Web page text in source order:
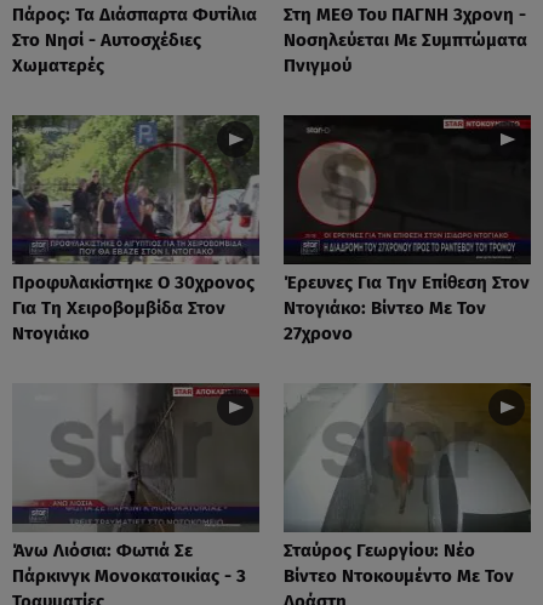
Πάρος: Τα Διάσπαρτα Φυτίλια
Στο Νησί - Αυτοσχέδιες
Χωματερές
Στη ΜΕΘ Του ΠΑΓΝΗ 3χρονη -
Νοσηλεύεται Με Συμπτώματα
Πνιγμού
Προφυλακίστηκε Ο 30χρονος
Για Τη Χειροβομβίδα Στον
Ντογιάκο
Έρευνες Για Την Επίθεση Στον
Ντογιάκο: Βίντεο Με Τον
27χρονο
Άνω Λιόσια: Φωτιά Σε
Πάρκινγκ Μονοκατοικίας - 3
Σταύρος Γεωργίου: Νέο
Βίντεο Ντοκουμέντο Με Τον